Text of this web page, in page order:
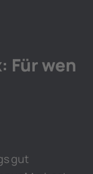
Für wen
gut